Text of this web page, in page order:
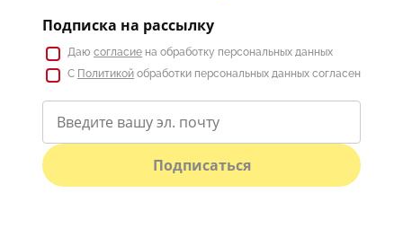
Подписка на рассылку
Даю согласие на обработку персональных данных
С Политикой обработки персональных данных согласен
Подписаться